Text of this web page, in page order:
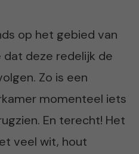
op het gebied van
dat deze redelijk de
Zo is een
momenteel iets
En terecht! Het
veel wit, hout